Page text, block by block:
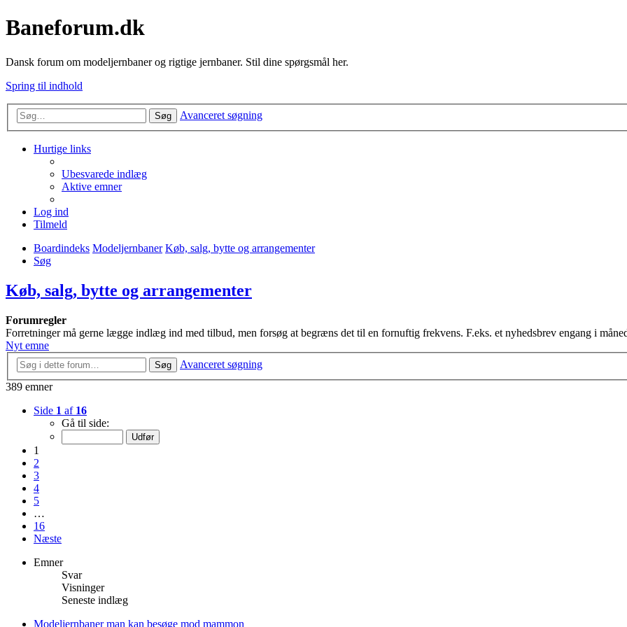
Baneforum.dk
Dansk forum om modeljernbaner og rigtige jernbaner. Stil dine spørgsmål her.
Spring til indhold
Søg Avanceret søgning
Hurtige links
Ubesvarede indlæg
Aktive emner
Log ind
Tilmeld
Boardindeks Modeljernbaner Køb, salg, bytte og arrangementer
Søg
Køb, salg, bytte og arrangementer
Forumregler
Forretninger må gerne lægge indlæg ind med tilbud, men forsøg at begræns det til en fornuftig frekvens. F.eks. et nyhedsbrev engang i
Nyt emne
Søg
Avanceret søgning
389 emner
Side 1 af 16
Gå til side:
1
2
3
4
5
…
16
Næste
Emner
Svar
Visninger
Seneste indlæg
Modeljernbaner man kan besøge mod mammon